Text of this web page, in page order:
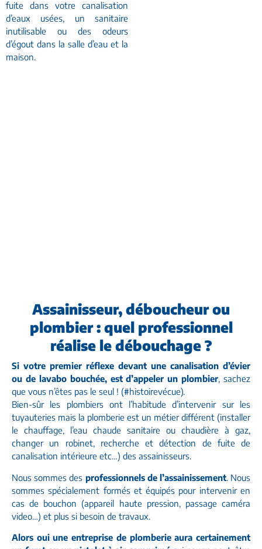
fuite dans votre canalisation
d’eaux usées, un sanitaire
inutilisable ou des odeurs
d’égout dans la salle d’eau et la
maison.
Assainisseur, déboucheur ou
plombier : quel professionnel
réalise le débouchage ?
Si votre premier réflexe devant une canalisation d’évier
ou de lavabo bouchée, est d’appeler un plombier, sachez
que vous n’êtes pas le seul ! (#histoirevécue).
Bien-sûr les plombiers ont l’habitude d’intervenir sur les
tuyauteries mais la plomberie est un métier différent (installer
le chauffage, l’eau chaude sanitaire ou chaudière à gaz,
changer un robinet, recherche et détection de fuite de
canalisation intérieure etc…) des assainisseurs.
Nous sommes des professionnels de l’assainissement. Nous
sommes spécialement formés et équipés pour intervenir en
cas de bouchon (appareil haute pression, passage caméra
video…) et plus si besoin de travaux.
Alors oui une entreprise de plomberie aura certainement